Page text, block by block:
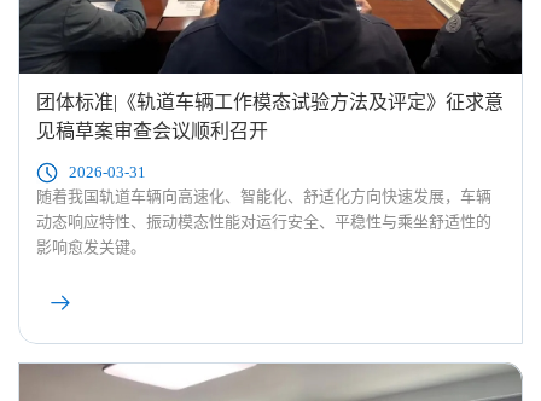
团体标准|《轨道车辆工作模态试验方法及评定》征求意
见稿草案审查会议顺利召开
2026-03-31
随着我国轨道车辆向高速化、智能化、舒适化方向快速发展，车辆
动态响应特性、振动模态性能对运行安全、平稳性与乘坐舒适性的
影响愈发关键。